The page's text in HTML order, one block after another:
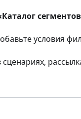
условия